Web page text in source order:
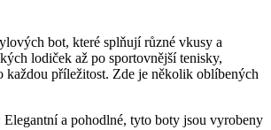
bot, které splňují‌ různé vkusy a
lodiček až ​po sportovnější tenisky,
každou⁢ příležitost. Zde je několik⁢ oblíbených
a pohodlné, tyto boty jsou vyrobeny‍